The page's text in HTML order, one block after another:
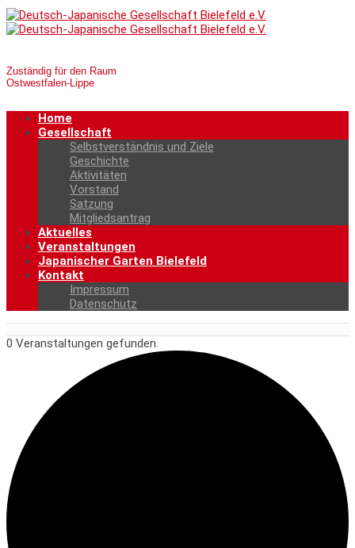
Zuständig für den Raum
Ostwestfalen-Lippe
Home
Gesellschaft
Selbstverständnis und Ziele
Geschichte
Aktivitäten
Vorstand
Satzung
Mitgliedsantrag
Aktuelles
Veranstaltungen
Japanischer Garten Bielefeld
Kontakt
Impressum
Datenschutz
0 Veranstaltungen gefunden.